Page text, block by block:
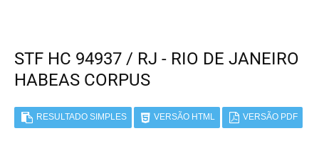
STF HC 94937 / RJ - RIO DE JANEIRO
HABEAS CORPUS
RESULTADO SIMPLES VERSÃO HTML VERSÃO PDF